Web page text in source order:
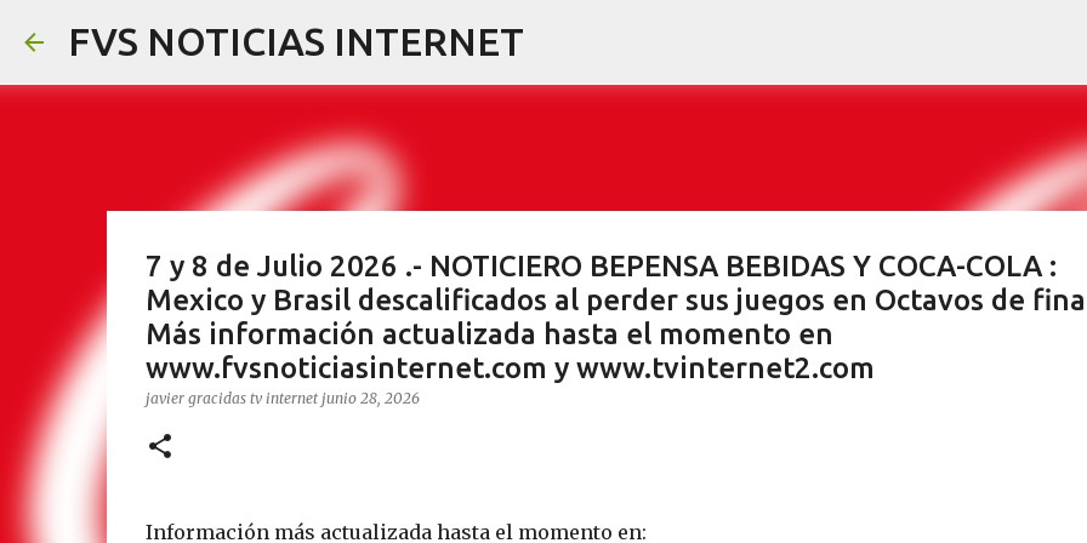
FVS NOTICIAS INTERNET
7 y 8 de Julio 2026 .- NOTICIERO BEPENSA BEBIDAS Y COCA-COLA :
Mexico y Brasil descalificados al perder sus juegos en Octavos de
Más información actualizada hasta el momento en
www.fvsnoticiasinternet.com y www.tvinternet2.com
javier gracidas tv internet junio 28, 2026
Información más actualizada hasta el momento en: